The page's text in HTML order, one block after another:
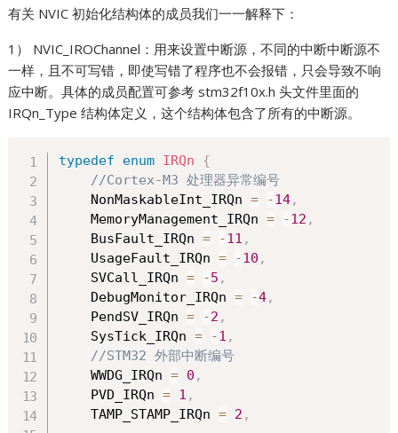
有关 NVIC 初始化结构体的成员我们一一解释下：
1） NVIC_IROChannel：用来设置中断源，不同的中断中断源不
一样，且不可写错，即使写错了程序也不会报错，只会导致不响
应中断。具体的成员配置可参考 stm32f10x.h 头文件里面的
IRQn_Type 结构体定义，这个结构体包含了所有的中断源。
typedef enum IRQn
{
//Cortex-M3 处理器异常编号
    NonMaskableInt_IRQn
= -14,
    MemoryManagement_IRQn
= -12 ,
    BusFault_IRQn
= -11 ,
    UsageFault_IRQn
= -10 ,
    SVCall_IRQn
= -5 ,
    DebugMonitor_IRQn
= -4,
    PendSV_IRQn
= -2 ,
    SysTick_IRQn
= -1 ,
//STM32 外部中断编号
    WWDG_IRQn
= 0 ,
    PVD_IRQn
= 1 ,
    TAMP_STAMP_IRQn
= 2 ,